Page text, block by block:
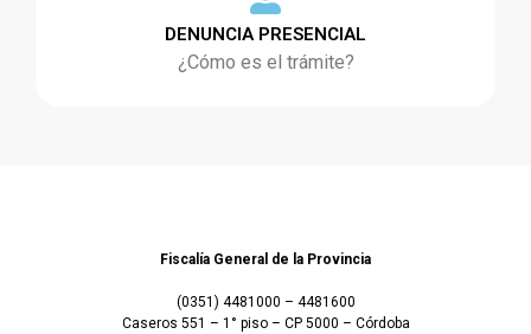
DENUNCIA PRESENCIAL
¿Cómo es el trámite?
Fiscalía General de la Provincia
(0351) 4481000 – 4481600
Caseros 551 – 1° piso – CP 5000 – Córdoba